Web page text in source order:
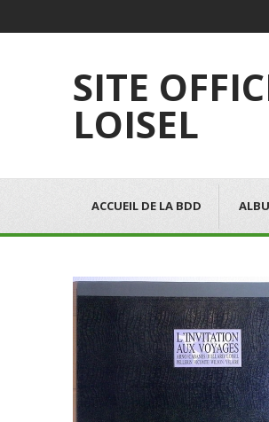
SITE
LOISEL
ACCUEIL DE LA BDD